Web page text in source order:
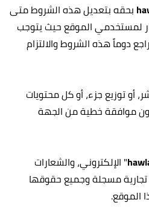
بحقه بتعديل هذه الشروط متى
لمستخدمي الموقع حيث يتوجب
دوماً هذه الشروط والالتزام
أو توزيع جزء، أو كل محتويات
موافقة خطية من الجهة
" الإلكتروني، والشعارات
مسجلة وجميع حقوقها
الموقع.